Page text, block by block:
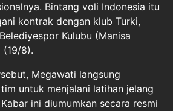
Bintang voli Indonesia itu
kontrak dengan klub Turki,
Kulubu (Manisa
(19/8).
Megawati langsung
untuk menjalani latihan jelang
ini diumumkan secara resmi